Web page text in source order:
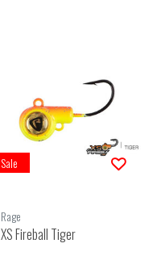
Sale
Rage
XS Fireball Tiger